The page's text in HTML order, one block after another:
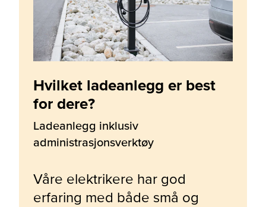
Hvilket ladeanlegg er best
for dere?
Ladeanlegg inklusiv
administrasjonsverktøy
Våre elektrikere har god
erfaring med både små og